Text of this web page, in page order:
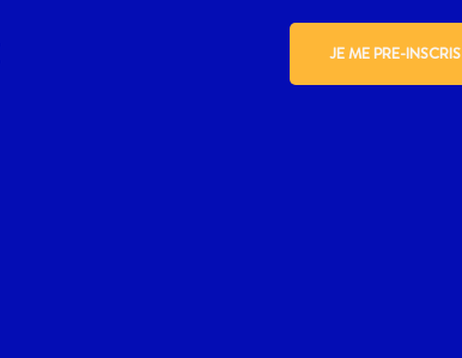
JE ME PRE-INSCRIS